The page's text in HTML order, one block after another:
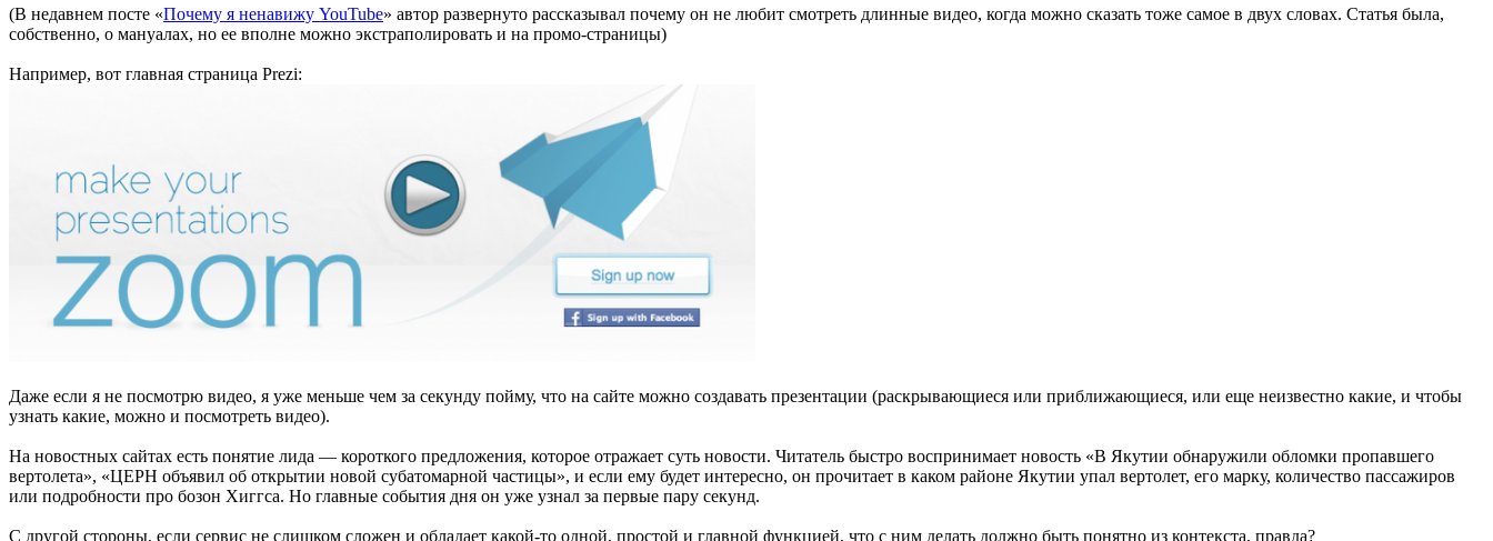
(В недавнем посте «Почему я ненавижу YouTube» автор развернуто рассказывал почему он не любит смотреть длинные видео, когда можно сказать тоже самое в двух словах. Статья была,
собственно, о мануалах, но ее вполне можно экстраполировать и на промо-страницы)
Например, вот главная страница Prezi:
Даже если я не посмотрю видео, я уже меньше чем за секунду пойму, что на сайте можно создавать презентации (раскрывающиеся или приближающиеся, или еще неизвестно какие, и чтобы
узнать какие, можно и посмотреть видео).
На новостных сайтах есть понятие лида — короткого предложения, которое отражает суть новости. Читатель быстро воспринимает новость «В Якутии обнаружили обломки пропавшего
вертолета», «ЦЕРН объявил об открытии новой субатомарной частицы», и если ему будет интересно, он прочитает в каком районе Якутии упал вертолет, его марку, количество пассажиров
или подробности про бозон Хиггса. Но главные события дня он уже узнал за первые пару секунд.
С другой стороны, если сервис не слишком сложен и обладает какой-то одной, простой и главной функцией, что с ним делать должно быть понятно из контекста, правда?